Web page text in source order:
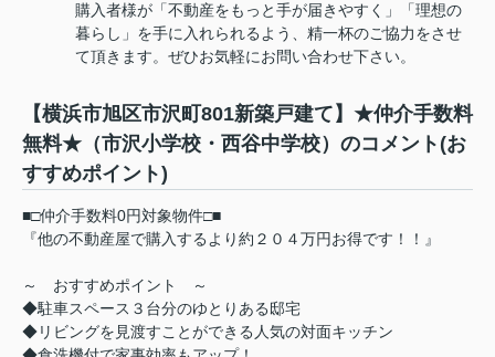
購入者様が「不動産をもっと手が届きやすく」「理想の
暮らし」を手に入れられるよう、精一杯のご協力をさせ
て頂きます。ぜひお気軽にお問い合わせ下さい。
【横浜市旭区市沢町801新築戸建て】★仲介手数料
無料★（市沢小学校・西谷中学校）のコメント(お
すすめポイント)
■□仲介手数料0円対象物件□■
『他の不動産屋で購入するより約２０４万円お得です！！』
～ おすすめポイント ～
◆駐車スペース３台分のゆとりある邸宅
◆リビングを見渡すことができる人気の対面キッチン